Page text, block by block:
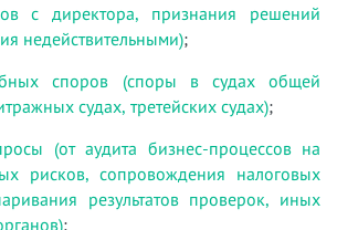
с директора, признания решений
недействительными);
споров (споры в судах общей
судах, третейских судах);
(от аудита бизнес-процессов на
рисков, сопровождения налоговых
результатов проверок, иных
;